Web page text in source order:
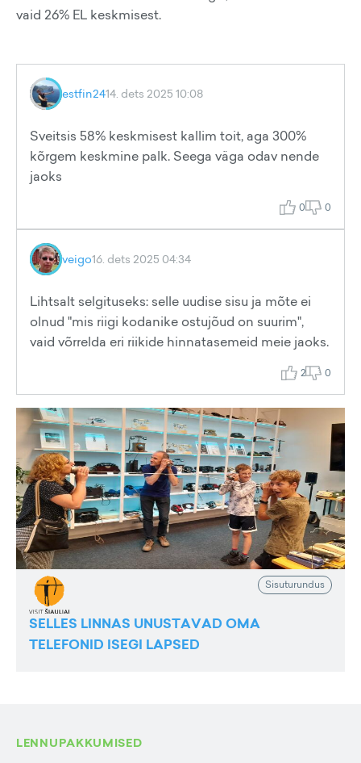
vaid 26% EL keskmisest.
estfin2414. dets 2025 10:08
Sveitsis 58% keskmisest kallim toit, aga 300%
kõrgem keskmine palk. Seega väga odav nende
jaoks
0 0
veigo16. dets 2025 04:34
Lihtsalt selgituseks: selle uudise sisu ja mõte ei
olnud "mis riigi kodanike ostujõud on suurim",
vaid võrrelda eri riikide hinnatasemeid meie jaoks.
2 0
Sisuturundus
SELLES LINNAS UNUSTAVAD OMA
TELEFONID ISEGI LAPSED
LENNUPAKKUMISED